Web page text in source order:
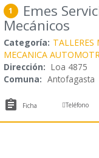
1 Emes
Mecánicos
Categoría: TALLERES
MECANICA
Dirección: Loa 4875
Comuna: Antofagasta
 Ficha Teléfono